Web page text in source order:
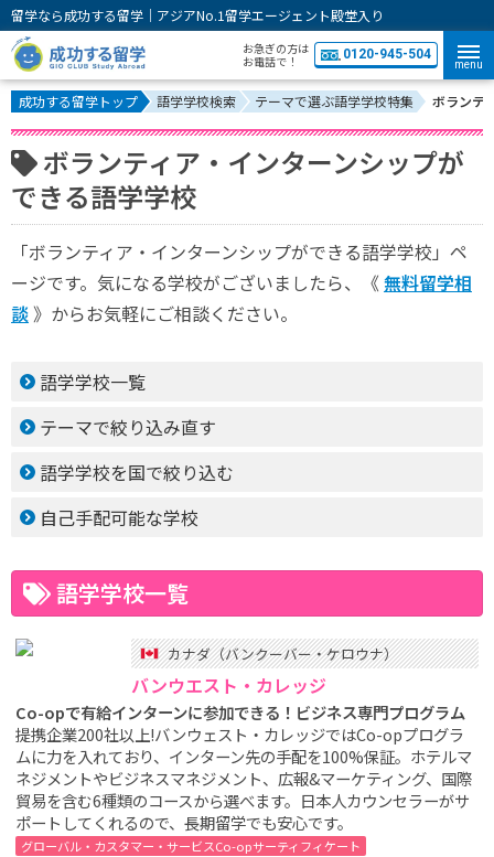
留学なら成功する留学｜アジアNo.1留学エージェント殿堂入り
お急ぎの方は
お電話で！
0120-945-504
menu
成功する留学トップ 語学学校検索 テーマで選ぶ語学学校特集 ボランテ
ボランティア・インターンシップが
できる語学学校
「ボランティア・インターンシップができる語学学校」ペ
ージです。気になる学校がございましたら、《 無料留学相
談 》からお気軽にご相談ください。
語学学校一覧
テーマで絞り込み直す
語学学校を国で絞り込む
自己手配可能な学校
語学学校一覧
カナダ（バンクーバー・ケロウナ）
バンウエスト・カレッジ
Co-opで有給インターンに参加できる！ビジネス専門プログラム
提携企業200社以上!バンウェスト・カレッジではCo-opプログラ
ムに力を入れており、インターン先の手配を100%保証。ホテルマ
ネジメントやビジネスマネジメント、広報&マーケティング、国際
貿易を含む6種類のコースから選べます。日本人カウンセラーがサ
ポートしてくれるので、長期留学でも安心です。
グローバル・カスタマー・サービスCo-opサーティフィケート